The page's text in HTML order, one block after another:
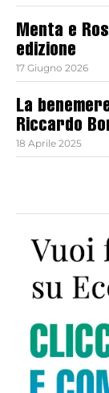
Menta e
edizione
17 Giugno 2026
La
Riccardo
18 Aprile 2025